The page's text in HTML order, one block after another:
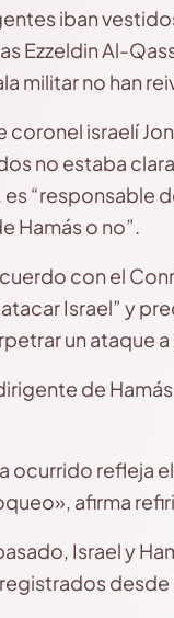
iban
Ezzeldin Al-
militar no han
coronel israelí
no estaba
“responsable
Hamás o no”.
con el
Israel” y
un ataque
de
ocurrido refleja
afirma
Israel y
desde